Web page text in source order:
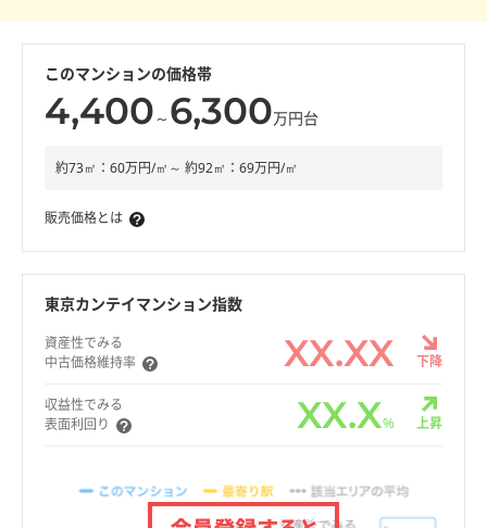
このマンションの価格帯
4,400 ～ 6,300万円台
約73㎡：60万円/㎡～ 約92㎡：69万円/㎡
販売価格とは
東京カンテイマンション指数
資産性でみる
中古価格維持率
XX.XX 下降
収益性でみる
表面利回り
XX.X% 上昇